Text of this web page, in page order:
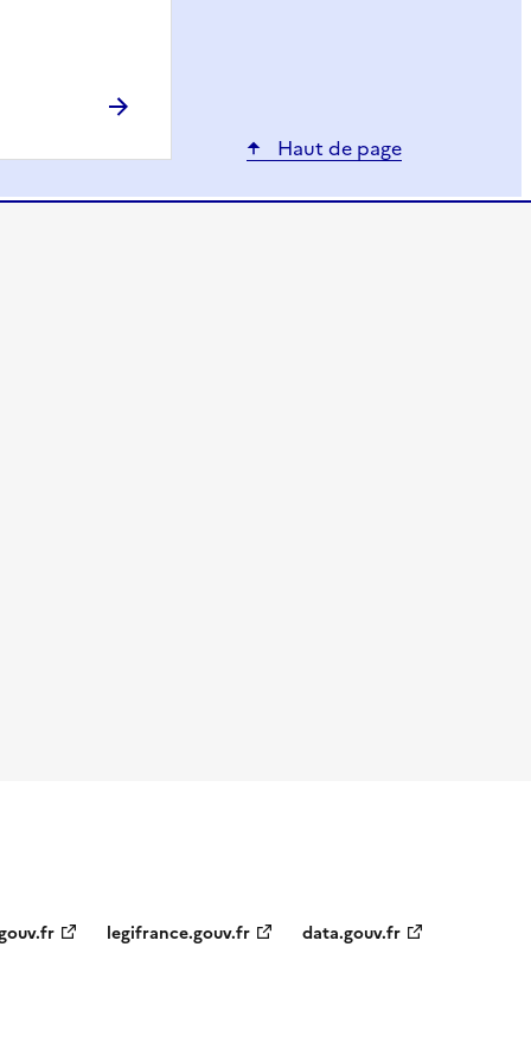
Haut de page
legifrance.gouv.fr data.gouv.fr